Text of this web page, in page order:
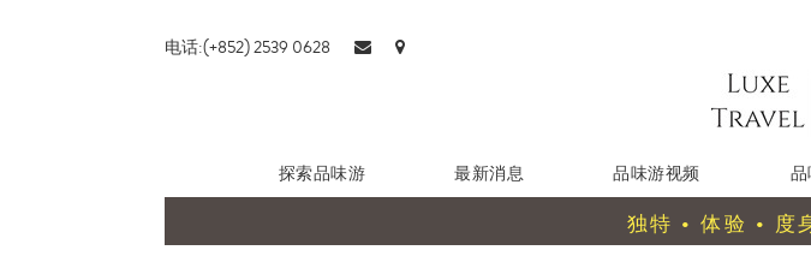
电话:(+852) 2539 0628
探索品味游 最新消息 品味游视频
独特 • 体验 • 度